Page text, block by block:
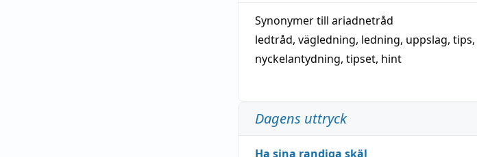
Synonymer till ariadnetråd
ledtråd, vägledning, ledning, uppslag, tips,
nyckelantydning, tipset, hint
Dagens uttryck
Ha sina randiga skäl